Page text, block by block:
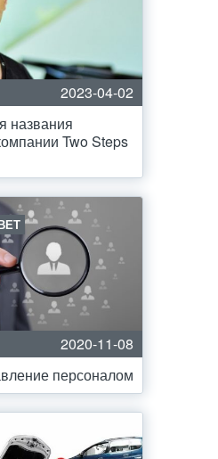
2023-04-02
названия
Two Steps
2020-11-08
персоналом